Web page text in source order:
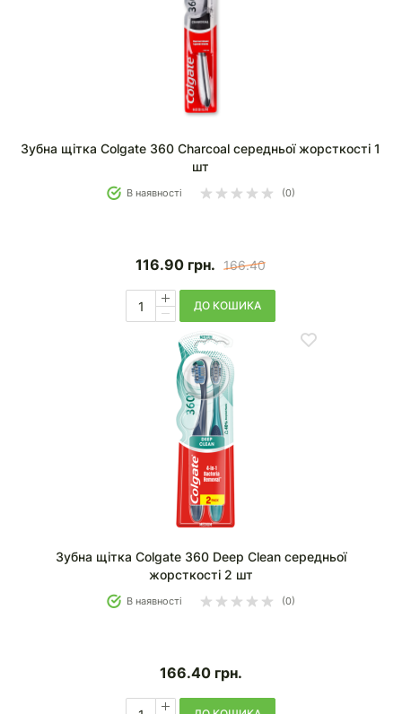
Зубна щітка Colgate 360 Charcoal середньої жорсткості 1
шт
В наявності (0)
116.90 грн. 166.40
ДО КОШИКА
Зубна щітка Colgate 360 Deep Clean середньої
жорсткості 2 шт
В наявності (0)
166.40 грн.